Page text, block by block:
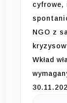
cyfrowe,
NGO z
Wkład